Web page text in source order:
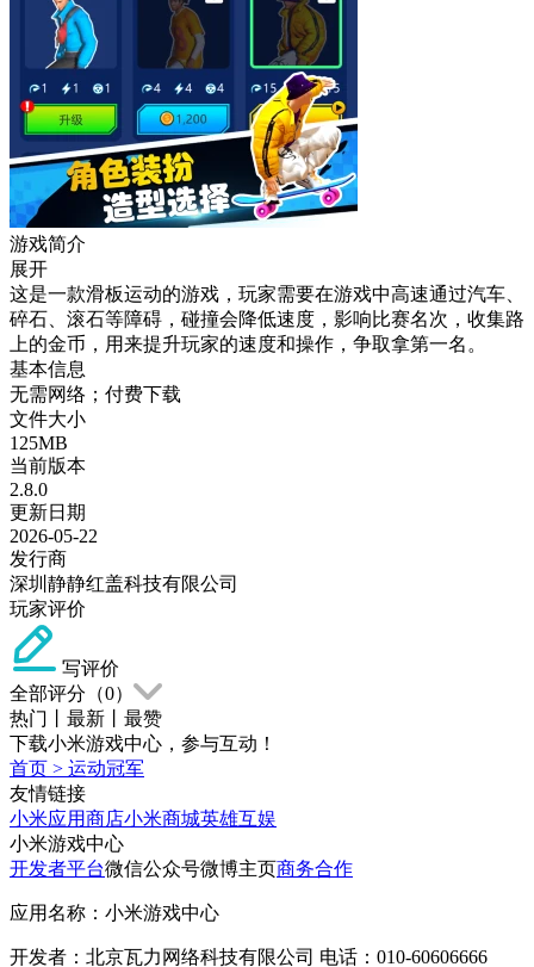
游戏简介
展开
这是一款滑板运动的游戏，玩家需要在游戏中高速通过汽车、
碎石、滚石等障碍，碰撞会降低速度，影响比赛名次，收集路
上的金币，用来提升玩家的速度和操作，争取拿第一名。
基本信息
无需网络；付费下载
文件大小
125MB
当前版本
2.8.0
更新日期
2026-05-22
发行商
深圳静静红盖科技有限公司
玩家评价
写评价
全部评分（0）
热门
最新
最赞
下载小米游戏中心，参与互动！
首页 > 运动冠军
友情链接
小米应用商店小米商城英雄互娱
小米游戏中心
开发者平台微信公众号微博主页商务合作
应用名称：小米游戏中心
开发者：北京瓦力网络科技有限公司 电话：010-60606666